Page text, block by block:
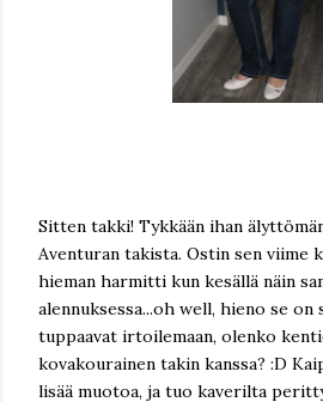
Sitten takki! Tykkään ihan
Aventuran takista. Ostin sen viime
hieman harmitti kun kesällä näin
alennuksessa...oh well, hieno se
tuppaavat irtoilemaan, olenko
kovakourainen takin kanssa? :D
lisää muotoa, ja tuo kaverilta